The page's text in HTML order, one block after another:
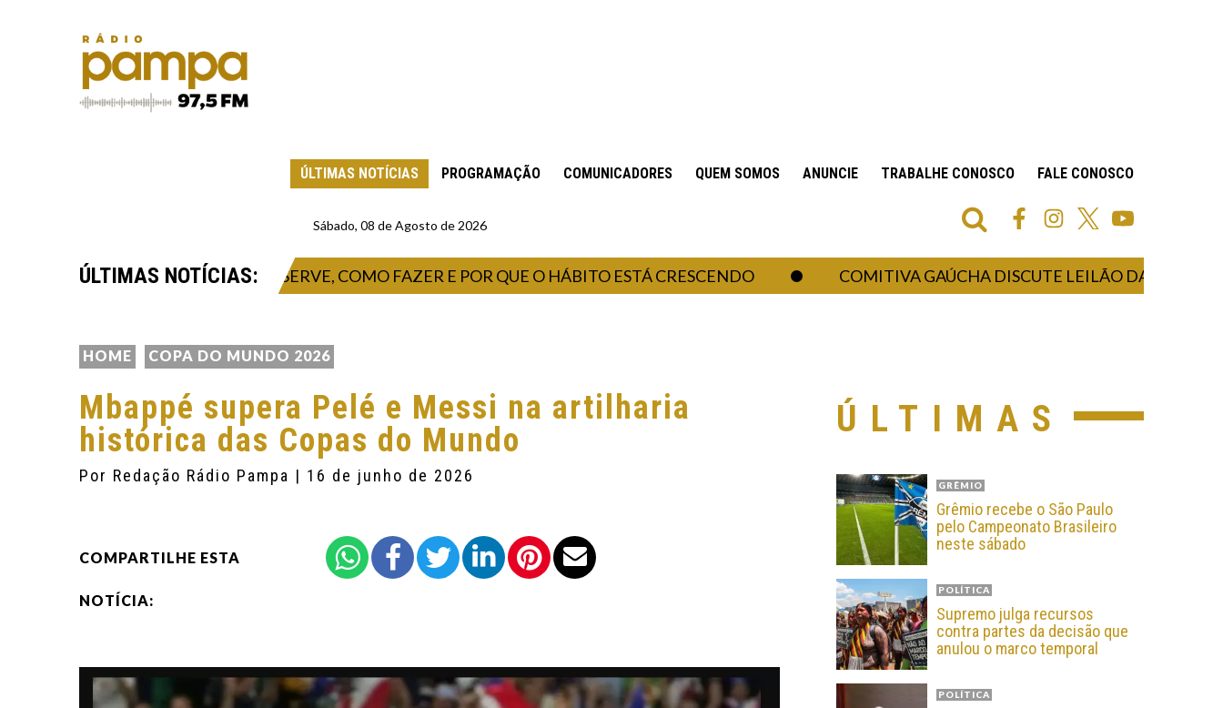
ÚLTIMAS NOTÍCIAS PROGRAMAÇÃO COMUNICADORES QUEM SOMOS ANUNCIE TRABALHE CONOSCO FALE CONOSCO
Sábado, 08 de Agosto de 2026
ÚLTIMAS NOTÍCIAS:
DA CAMA: PARA QUE SERVE, COMO FAZER E POR QUE O HÁBITO ESTÁ CRESCENDO COMITIVA GAÚCHA DISCUTE LEILÃO DA COSULATI
HOME COPA DO MUNDO 2026
Mbappé supera Pelé e Messi na artilharia
histórica das Copas do Mundo
Por Redação Rádio Pampa | 16 de junho de 2026
COMPARTILHE ESTA
NOTÍCIA:
ÚLTIMAS
GRÊMIO
Grêmio recebe o São Paulo
pelo Campeonato Brasileiro
neste sábado
POLÍTICA
Supremo julga recursos
contra partes da decisão que
anulou o marco temporal
POLÍTICA